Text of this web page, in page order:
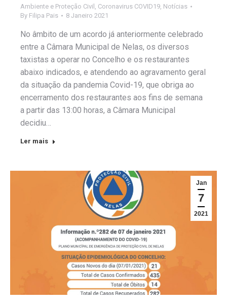
Ambiente e Proteção Civil , Coronavirus COVID19, Notícias
By Filipa Pais 8 Janeiro 2021
No âmbito de um acordo já anteriormente celebrado
entre a Câmara Municipal de Nelas, os diversos
taxistas a operar no Concelho e os restaurantes
abaixo indicados, e atendendo ao agravamento geral
da situação da pandemia Covid-19, que obriga ao
encerramento dos restaurantes aos fins de semana
a partir das 13:00 horas, a Câmara Municipal
decidiu…
Ler mais
Jan
7
2021